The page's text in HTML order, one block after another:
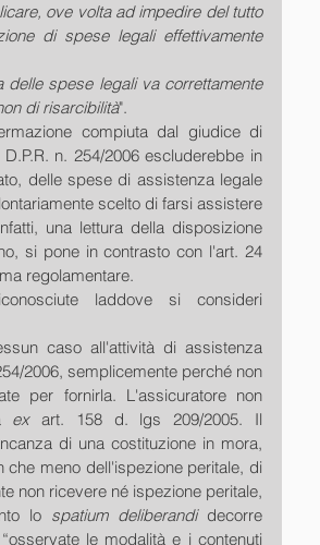
ove volta ad impedire del tutto
di spese legali effettivamente
delle spese legali va correttamente
di risarcibilità".
compiuta dal giudice di
n. 254/2006 escluderebbe in
delle spese di assistenza legale
scelto di farsi assistere
una lettura della disposizione
si pone in contrasto con l'art. 24
regolamentare.
laddove si consideri
caso all'attività di assistenza
2006, semplicemente perché non
per fornirla. L'assicuratore non
ex art. 158 d. lgs 209/2005. Il
di una costituzione in mora,
meno dell'ispezione peritale, di
non ricevere né ispezione peritale,
lo spatium deliberandi decorre
le modalità e i contenuti